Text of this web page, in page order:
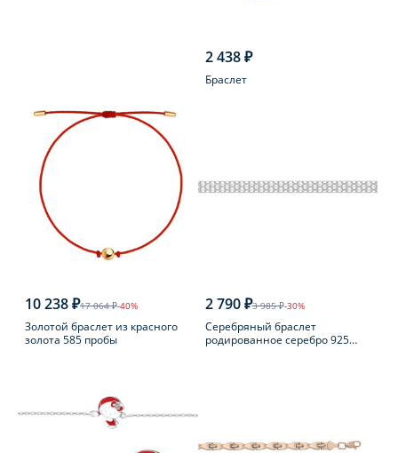
2 438 ₽
Браслет
10 238 ₽17 064 ₽-40%
Золотой браслет из красного
золота 585 пробы
2 790 ₽3 985 ₽-30%
Серебряный браслет
родированное серебро 925